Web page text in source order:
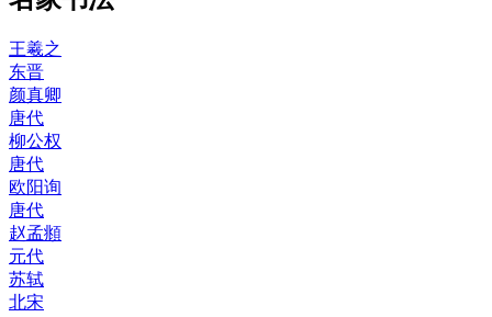
王羲之
东晋
颜真卿
唐代
柳公权
唐代
欧阳询
唐代
赵孟頫
元代
苏轼
北宋